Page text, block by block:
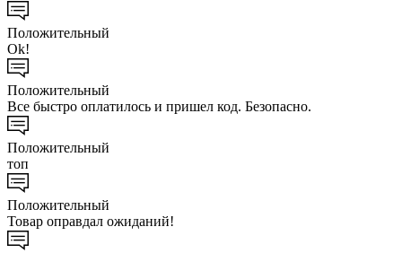
Положительный
Ok!
Положительный
Все быстро оплатилось и пришел код. Безопасно.
Положительный
топ
Положительный
Товар оправдал ожиданий!